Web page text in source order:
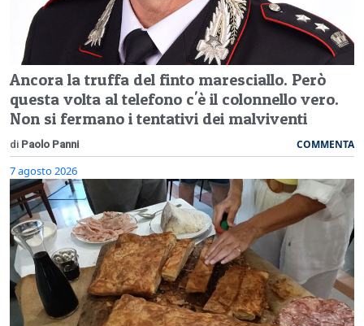
Ancora la truffa del finto maresciallo. Però
questa volta al telefono c'è il colonnello vero.
Non si fermano i tentativi dei malviventi
di Paolo Panni COMMENTA
7 agosto 2026